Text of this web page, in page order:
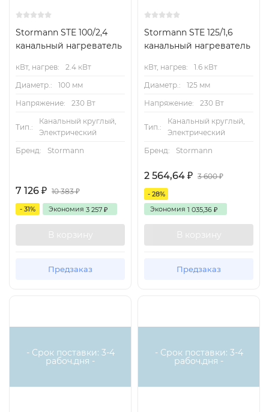
Stormann STE 100/2,4
канальный нагреватель
кВт, нагрев:
2.4 кВт
Диаметр.:
100 мм
Напряжение:
230 Вт
Тип.:
Канальный круглый,
Электрический
Бренд:
Stormann
7 126 ₽ 10 383₽
- 31% Экономия 3 257 ₽
В корзину
Предзаказ
Stormann STE 125/1,6
канальный нагреватель
кВт, нагрев:
1.6 кВт
Диаметр.:
125 мм
Напряжение:
230 Вт
Тип.:
Канальный круглый,
Электрический
Бренд:
Stormann
2 564,64 ₽ 3 600₽
- 28%
Экономия 1 035,36 ₽
В корзину
Предзаказ
- Срок поставки: 3-4
рабоч.дня -
- Срок поставки: 3-4
рабоч.дня -